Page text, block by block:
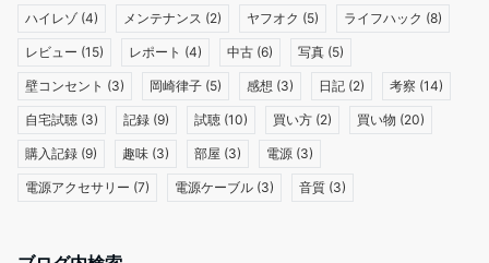
ハイレゾ (4) メンテナンス (2) ヤフオク (5) ライフハック (8)
レビュー (15) レポート (4) 中古 (6) 写真 (5)
壁コンセント (3) 岡崎律子 (5) 感想 (3) 日記 (2) 考察 (14)
自宅試聴 (3) 記録 (9) 試聴 (10) 買い方 (2) 買い物 (20)
購入記録 (9) 趣味 (3) 部屋 (3) 電源 (3)
電源アクセサリー (7) 電源ケーブル (3) 音質 (3)